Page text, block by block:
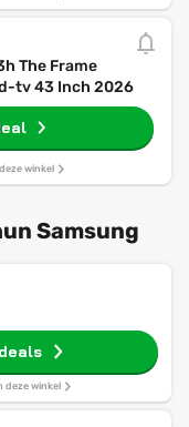
The Frame
tv 43 Inch 2026
winkel
Samsung
deze winkel